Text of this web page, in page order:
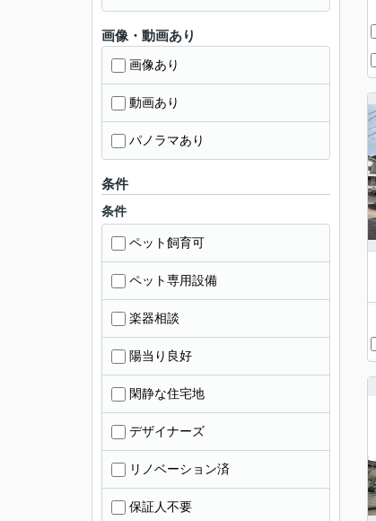
画像・動画あり
画像あり
動画あり
パノラマあり
条件
条件
ペット飼育可
ペット専用設備
楽器相談
陽当り良好
閑静な住宅地
デザイナーズ
リノベーション済
保証人不要